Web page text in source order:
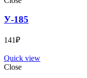
У-185
141₽
Quick view
Close